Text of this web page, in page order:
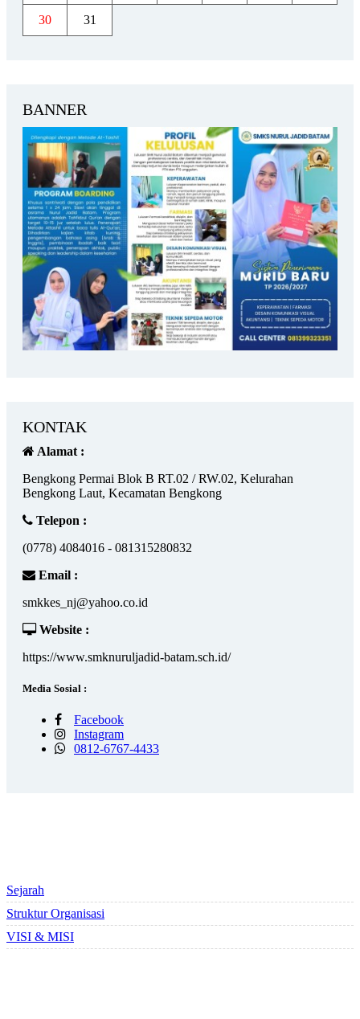
30 31
BANNER
KONTAK
Alamat :
Bengkong Permai Blok B RT.02 / RW.02, Kelurahan
Bengkong Laut, Kecamatan Bengkong
Telepon :
(0778) 4084016 - 081315280832
Email :
smkkes_nj@yahoo.co.id
Website :
https://www.smknuruljadid-batam.sch.id/
Media Sosial :
Facebook
Instagram
0812-6767-4433
Sejarah
Struktur Organisasi
VISI & MISI